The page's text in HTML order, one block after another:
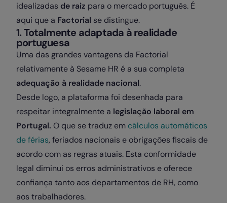
idealizadas de raiz para o mercado português. É
aqui que a Factorial se distingue.
1. Totalmente adaptada à realidade
portuguesa
Uma das grandes vantagens da Factorial
relativamente à Sesame HR é a sua completa
adequação à realidade nacional.
Desde logo, a plataforma foi desenhada para
respeitar integralmente a legislação laboral em
Portugal. O que se traduz em cálculos automáticos
de férias, feriados nacionais e obrigações fiscais de
acordo com as regras atuais. Esta conformidade
legal diminui os erros administrativos e oferece
confiança tanto aos departamentos de RH, como
aos trabalhadores.